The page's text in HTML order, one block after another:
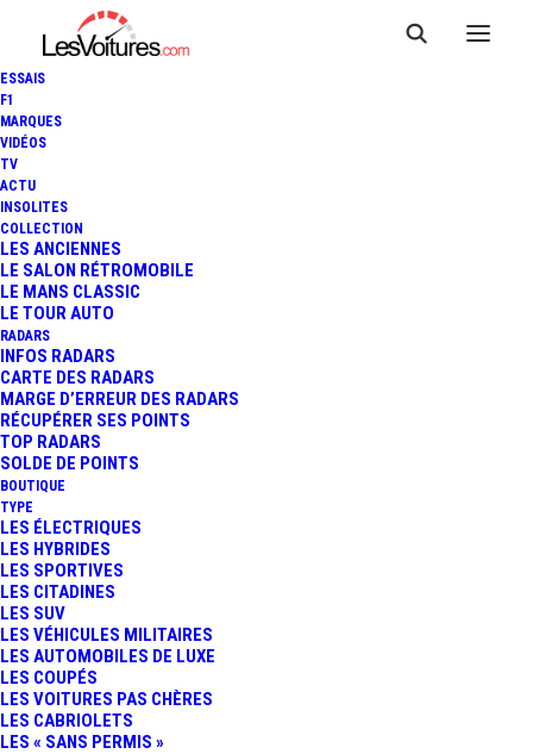
ESSAIS
F1
MARQUES
VIDÉOS
TV
ACTU
INSOLITES
COLLECTION
LES ANCIENNES
LE SALON RÉTROMOBILE
LE MANS CLASSIC
LE TOUR AUTO
RADARS
INFOS RADARS
CARTE DES RADARS
MARGE D’ERREUR DES RADARS
RÉCUPÉRER SES POINTS
TOP RADARS
SOLDE DE POINTS
BOUTIQUE
TYPE
LES ÉLECTRIQUES
LES HYBRIDES
LES SPORTIVES
LES CITADINES
LES SUV
LES VÉHICULES MILITAIRES
LES AUTOMOBILES DE LUXE
LES COUPÉS
LES VOITURES PAS CHÈRES
LES CABRIOLETS
LES « SANS PERMIS »
Prix des carburants
06/08/2026
1,929€/L